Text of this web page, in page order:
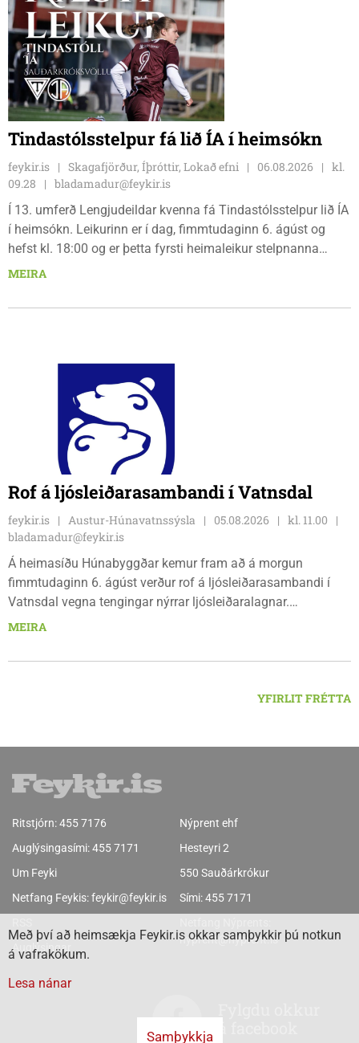
Tindastólsstelpur fá lið ÍA í heimsókn
feykir.is Skagafjörður, Íþróttir, Lokað efni 06.08.2026
kl.
09.28
bladamadur@feykir.is
Í 13. umferð Lengjudeildar kvenna fá Tindastólsstelpur lið ÍA
í heimsókn. Leikurinn er í dag, fimmtudaginn 6. ágúst og
hefst kl. 18:00 og er þetta fyrsti heimaleikur stelpnanna
síðan 18. júlí. Spáin fyrir leikinn er fín, lítil háttar rigning og
veðri og skella sér á völlinn.
MEIRA
Rof á ljósleiðarasambandi í Vatnsdal
feykir.is Austur-Húnavatnssýsla 05.08.2026
kl. 11.00
bladamadur@feykir.is
Á heimasíðu Húnabyggðar kemur fram að á morgun
fimmtudaginn 6. ágúst verður rof á ljósleiðarasambandi í
Vatnsdal vegna tengingar nýrrar ljósleiðaralagnar.
Ljósleiðarasambandið verður rofið á morgun fimmtudag
MEIRA
YFIRLIT FRÉTTA
Ritstjórn:455 7176
Auglýsingasími:455 7171
Um Feyki
Netfang Feykis:feykir@feykir.is
Auglýsingar
Nýprent ehf
Hesteyri 2
550 Sauðárkrókur
Sími:455 7171
nyprent@nyprent.is
Með því að heimsækja Feykir.is okkar samþykkir þú notkun
á vafrakökum.
Lesa nánar
Samþykkja